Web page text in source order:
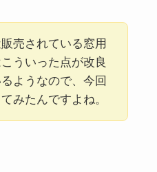
売されている窓用
ういった点が改良
ようなので、今回
みたんですよね。